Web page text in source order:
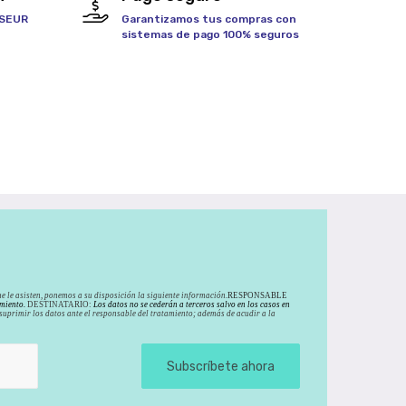
Garantizamos tus compras con
sistemas de pago 100% seguros
le asisten, ponemos a su disposición la siguiente información. RESPONSABLE
DESTINATARIO: Los datos no se cederán a terceros salvo en los casos en
los datos ante el responsable del tratamiento; además de acudir a la
Subscríbete ahora